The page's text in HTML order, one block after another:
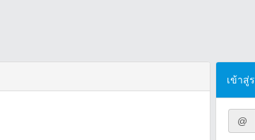
เข้าสู่
@